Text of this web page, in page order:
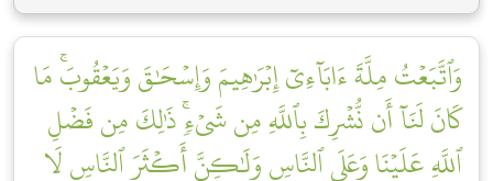
وَٱتَّبَعۡتُ مِلَّةَ ءَابَآءِيٓ إِبۡرَٰهِيمَ وَإِسۡحَٰقَ وَيَعۡقُوبَۚ مَا
كَانَ لَنَآ أَن نُّشۡرِكَ بِٱللَّهِ مِن شَيۡءٖۚ ذَٰلِكَ مِن فَضۡلِ
ٱللَّهِ عَلَيۡنَا وَعَلَى ٱلنَّاسِ وَلَٰكِنَّ أَكۡثَرَ ٱلنَّاسِ لَا